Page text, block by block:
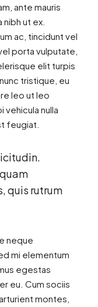
ante mauris
ut ex.
ac, tincidunt vel
porta vulputate,
elit turpis
tristique, eu
leo ut leo
vehicula nulla
feugiat.
quis rutrum
neque
mi elementum
egestas
eu. Cum sociis
montes,